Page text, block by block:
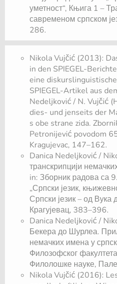
уметност“, Књига 1 –
савременом српском
286.
Nikola Vujčić (2013):
in den SPIEGEL-
eine
SPIEGEL-Artikel aus
Nedeljković / N. Vujčić
dies- und jenseits der
s obe strane zida.
Petronijević povodom
Kragujevac, 147–162.
Danica Nedeljković /
транскрипцији
in: Зборник радова са
„Српски језик,
Српски језик – од
Крагујевац, 383–396.
Danica Nedeljković /
Бекера до Шурлеа.
немачких имена у
Филозофског
Филолошке науке,
Nikola Vujčić (2016):